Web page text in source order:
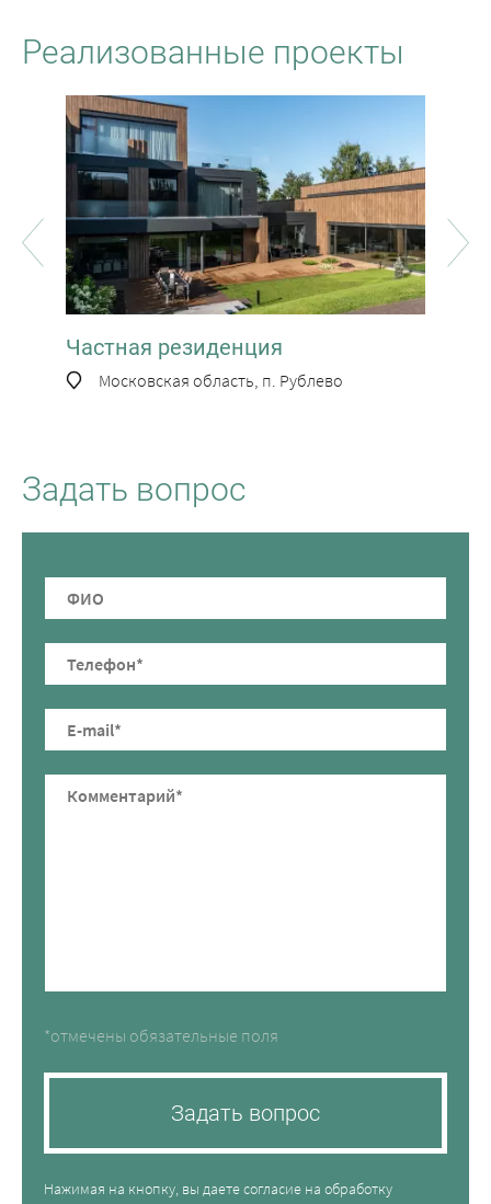
Реализованные проекты
Частная резиденция
Московская область, п. Рублево
Задать вопрос
*отмечены обязательные поля
Задать вопрос
Нажимая на кнопку, вы даете согласие на обработку